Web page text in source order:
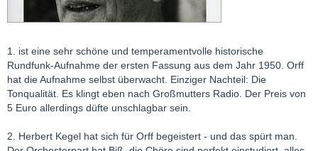
1. ist eine sehr schöne und temperamentvolle historische
Rundfunk-Aufnahme der ersten Fassung aus dem Jahr 1950. Orff
hat die Aufnahme selbst überwacht. Einziger Nachteil: Die
Tonqualität. Es klingt eben nach Großmutters Radio. Der Preis von
5 Euro allerdings düfte unschlagbar sein.
2. Herbert Kegel hat sich für Orff begeistert - und das spürt man.